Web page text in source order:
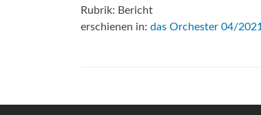
Rubrik: Bericht
erschienen in: das Orchester 04/2021